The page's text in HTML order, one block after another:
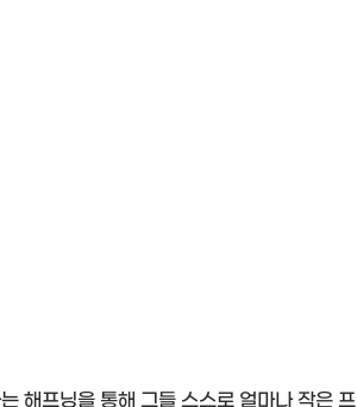
해프닝을 통해 그들 스스로 얼마나 작은 프